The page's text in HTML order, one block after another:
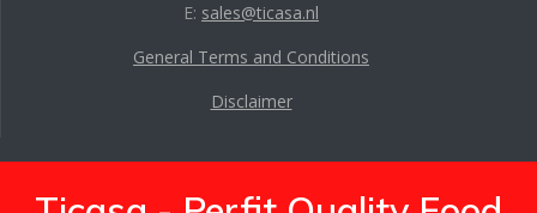
E: sales@ticasa.nl
General Terms and Conditions
Disclaimer